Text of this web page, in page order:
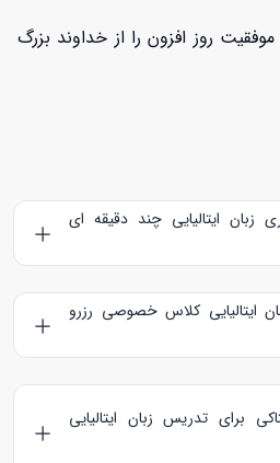
روز افزون را از خداوند بزرگ
ایتالیایی چند دقیقه ای
کلاس های آنلاین زبان ایتالیایی 60 دقیقه و کلاس های حضوری
ایتالیایی کلاس خصوصی رزرو
استادهای نیتیو زبان ایتالیایی، کلمه Native را در پروفایل خود درج
هر استادی که علاقه دارید کلاس
برای تدریس زبان ایتالیایی